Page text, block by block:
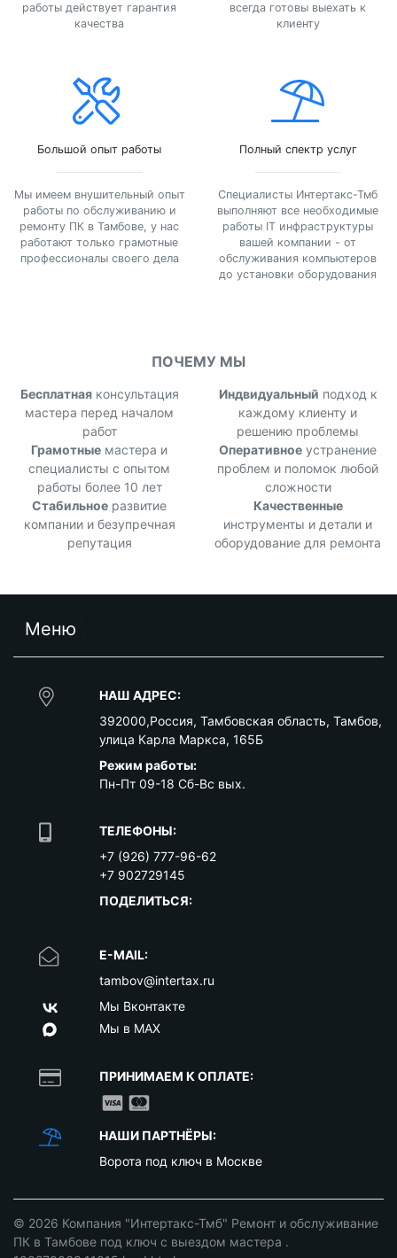
работы действует гарантия
качества
всегда готовы выехать к
клиенту
Большой опыт работы
Мы имеем внушительный опыт
работы по обслуживанию и
ремонту ПК в Тамбове, у нас
работают только грамотные
профессионалы своего дела
Полный спектр услуг
Специалисты Интертакс-Тмб
выполняют все необходимые
работы IT инфраструктуры
вашей компании - от
обслуживания компьютеров
до установки оборудования
ПОЧЕМУ МЫ
Бесплатнаяконсультация
мастера перед началом
работ
Индвидуальный подход к
каждому клиенту и
решению проблемы
Грамотные мастера и
специалисты с опытом
работы более 10 лет
Оперативное устранение
проблем и поломок любой
сложности
Стабильное развитие
компании и безупречная
репутация
Качественные
инструменты и детали и
оборудование для ремонта
Меню
НАШ АДРЕС:
392000,Россия, Тамбовская область, Тамбов,
улица Карла Маркса, 165Б
Режим работы:
Пн-Пт 09-18 Сб-Вс вых.
ТЕЛЕФОНЫ:
+7 (926) 777-96-62
+7 902729145
ПОДЕЛИТЬСЯ:
E-MAIL:
tambov@intertax.ru
Мы Вконтакте
Мы в MAX
ПРИНИМАЕМ К ОПЛАТЕ:
НАШИ ПАРТНЁРЫ:
Ворота под ключ в Москве
© 2026 Компания "Интертакс-Тмб" Ремонт и обслуживание
ПК в Тамбове под ключ с выездом мастера .